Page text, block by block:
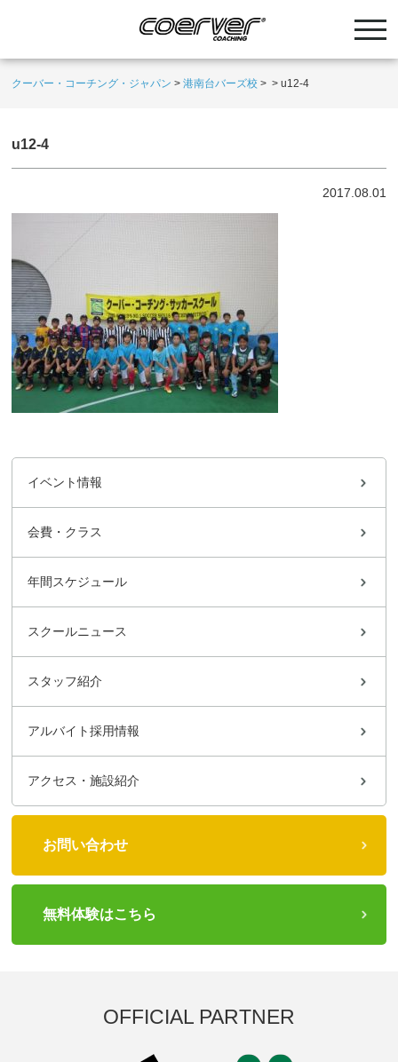
クーバー・コーチング・ジャパン >港南台バーズ校 > >u12-4
u12-4
2017.08.01
イベント情報
会費・クラス
年間スケジュール
スクールニュース
スタッフ紹介
アルバイト採用情報
アクセス・施設紹介
お問い合わせ
無料体験はこちら
OFFICIAL PARTNER